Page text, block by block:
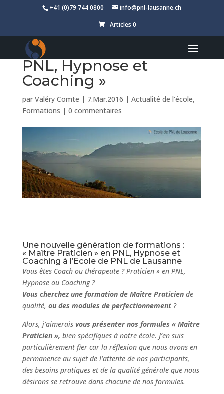
+41 (0)79 744 0800
info@pnl-lausanne.ch
Articles 0
Découvrez nos
formules uniques «
Maître Praticien en
PNL, Hypnose et
Coaching »
par Valéry Comte | 7.Mar.2016 | Actualité de l'école,
Formations | 0 commentaires
Une nouvelle génération de formations :
« Maître Praticien » en PNL, Hypnose et
Coaching à l’Ecole de PNL de Lausanne
Vous êtes Coach ou thérapeute ? Praticien » en PNL,
Hypnose ou Coaching ?
Vous cherchez une formation de Maître Praticien de
qualité, ou des modules de perfectionnement?
Alors, j’aimerais vous présenter nos formules « Maître
Praticien », bien spécifiques à notre école. J’en suis
particulièrement fier car la réflexion que nous avons en
permanence au sujet de l’attente de nos participants,
des besoins pratiques et de la qualité générale que nous
désirons se retrouve dans chacune de nos formules.